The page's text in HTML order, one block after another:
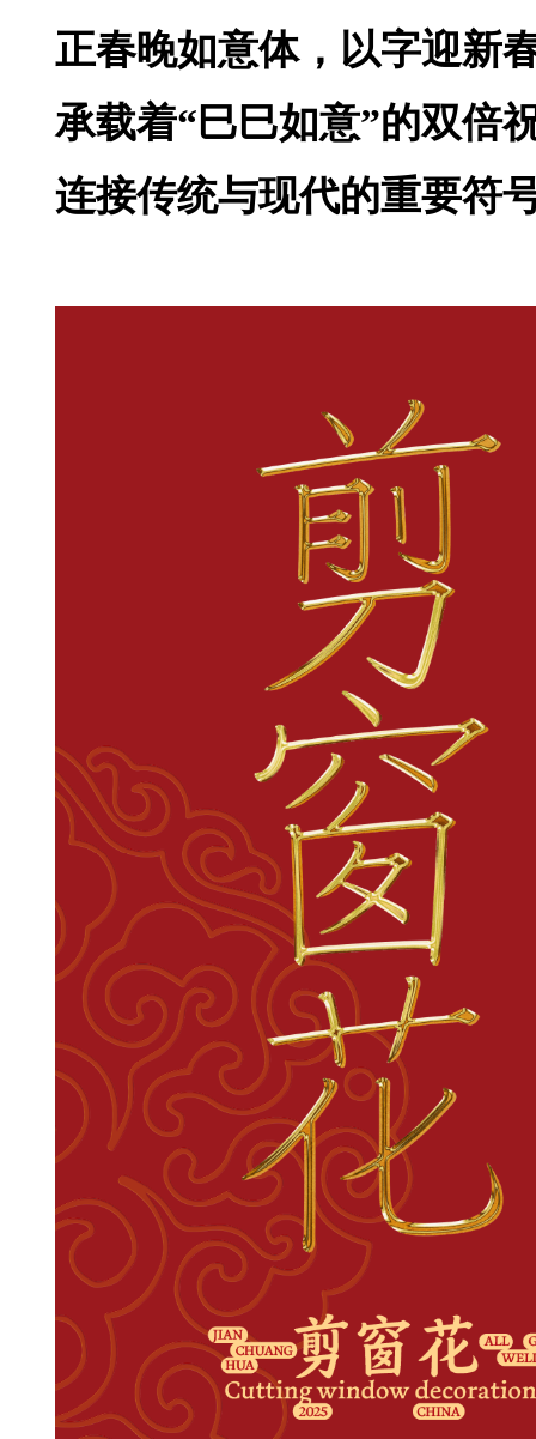
正春晚如意体，以字迎新
承载着“巳巳如意”的双倍
连接传统与现代的重要符